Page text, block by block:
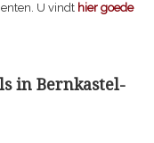
U vindt hier goede
in Bernkastel-